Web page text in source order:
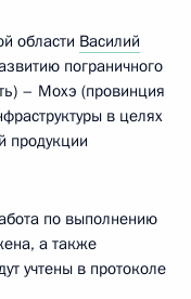
области Василий
пограничного
– Мохэ (провинция
в целях
продукции
по выполнению
а также
учтены в протоколе